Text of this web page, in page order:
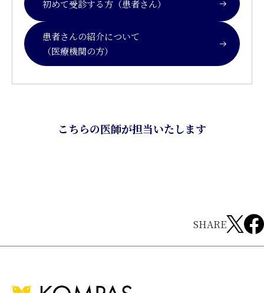
初めて受診する方（患者さん）
患者さんの紹介について
（医療機関の方）
こちらの医師が担当いたします
SHARE